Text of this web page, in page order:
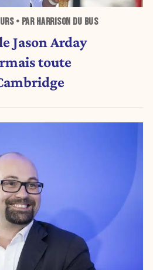
• PAR HARRISON DU BUS
Jason Arday
toute